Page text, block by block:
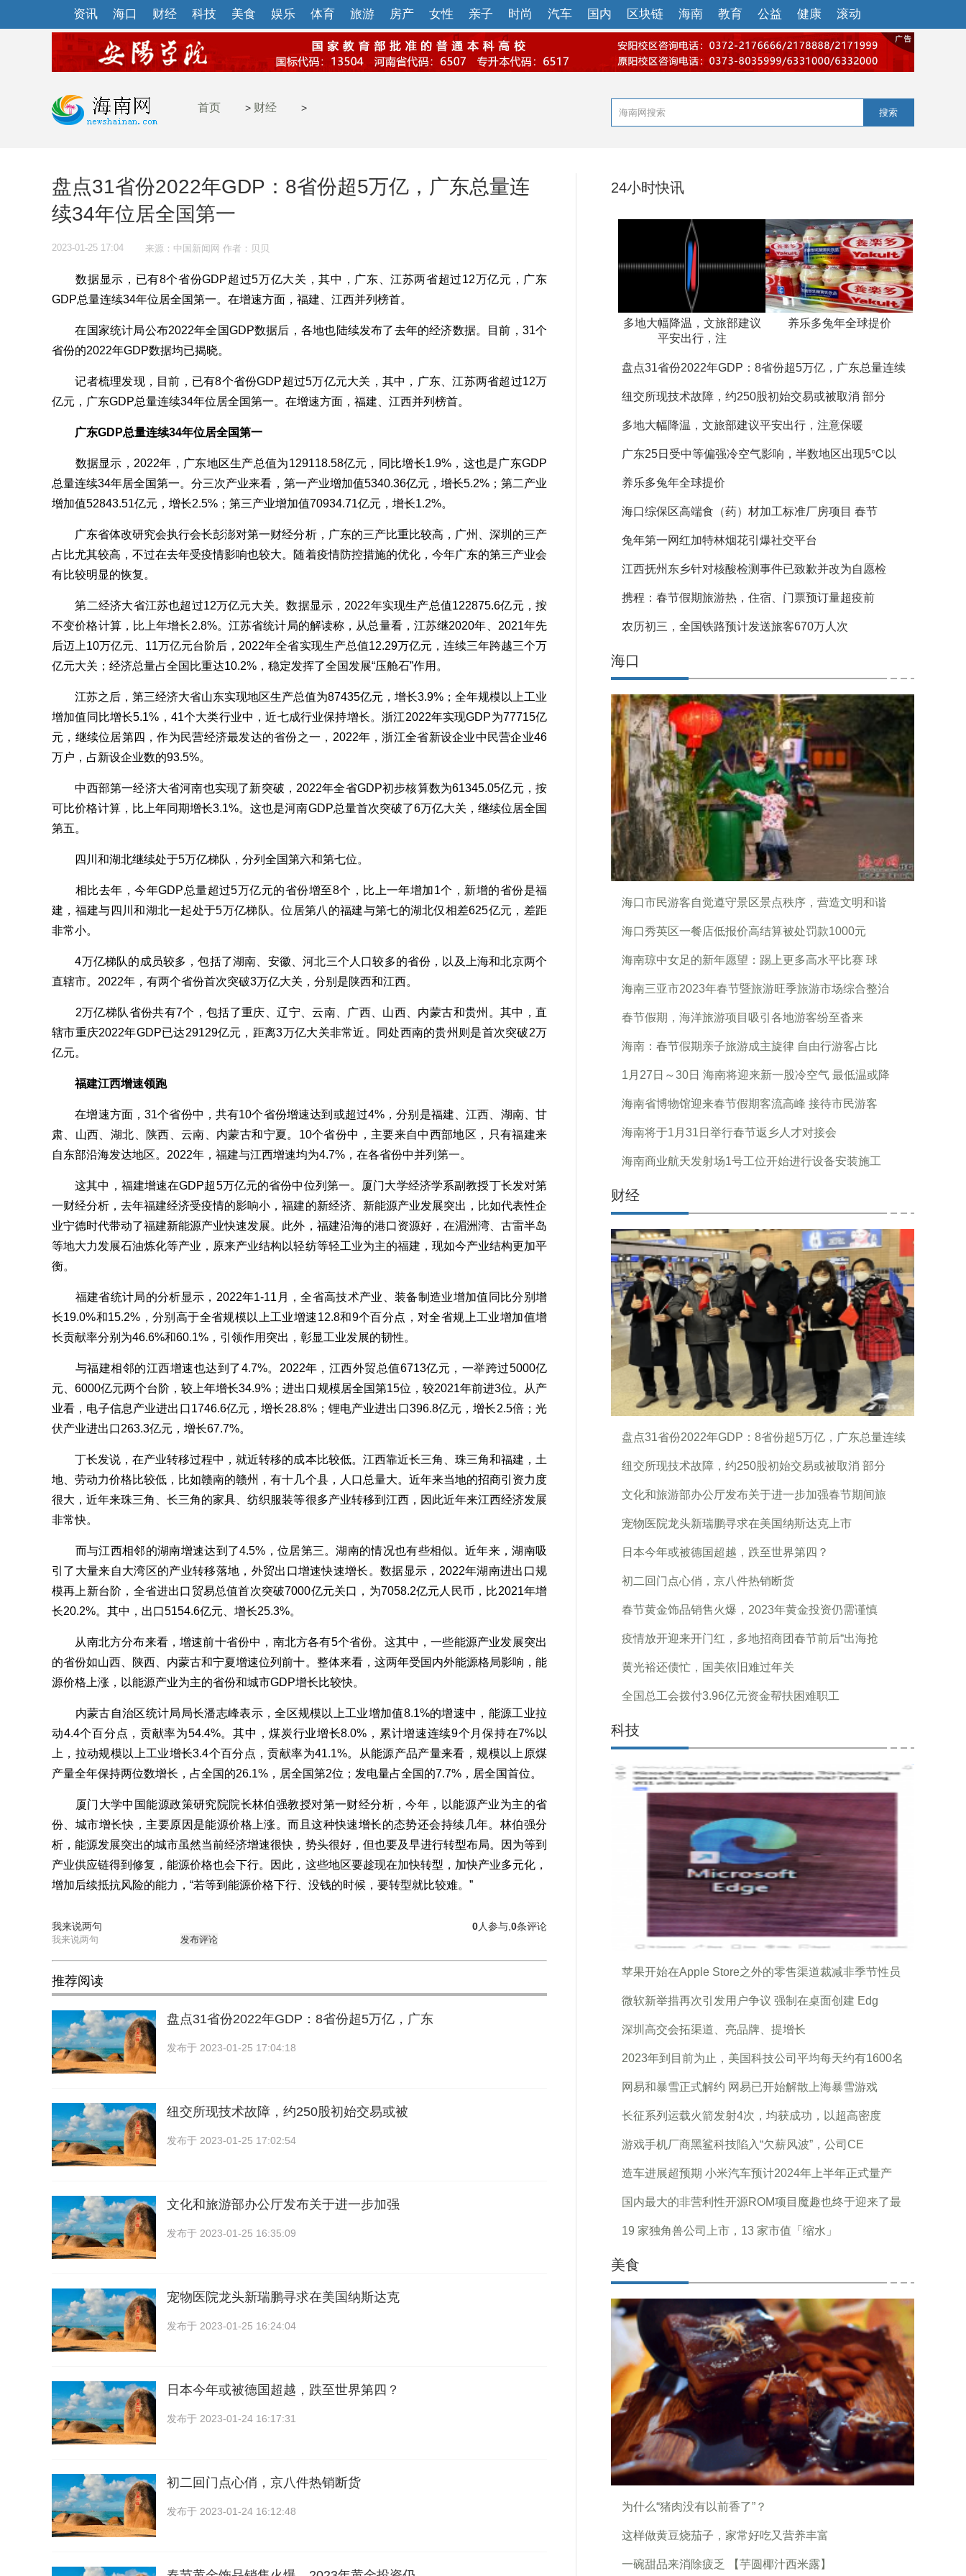
资讯 海口 财经 科技 美食 娱乐 体育 旅游 房产 女性 亲子 时尚 汽车 国内 区块链 海南 教育 公益 健康 滚动
首页 > 财经 > 搜索
盘点31省份2022年GDP：8省份超5万亿，广东总量连
续34年位居全国第一
2023-01-25 17:04 来源：中国新闻网 作者：贝贝
数据显示，已有8个省份GDP超过5万亿大关，其中，广东、江苏两省超过12万亿元，广东
GDP总量连续34年位居全国第一。在增速方面，福建、江西并列榜首。
在国家统计局公布2022年全国GDP数据后，各地也陆续发布了去年的经济数据。目前，31个
省份的2022年GDP数据均已揭晓。
记者梳理发现，目前，已有8个省份GDP超过5万亿元大关，其中，广东、江苏两省超过12万
亿元，广东GDP总量连续34年位居全国第一。在增速方面，福建、江西并列榜首。
广东GDP总量连续34年位居全国第一
数据显示，2022年，广东地区生产总值为129118.58亿元，同比增长1.9%，这也是广东GDP
总量连续34年居全国第一。分三次产业来看，第一产业增加值5340.36亿元，增长5.2%；第二产业
增加值52843.51亿元，增长2.5%；第三产业增加值70934.71亿元，增长1.2%。
广东省体改研究会执行会长彭澎对第一财经分析，广东的三产比重比较高，广州、深圳的三产
占比尤其较高，不过在去年受疫情影响也较大。随着疫情防控措施的优化，今年广东的第三产业会
有比较明显的恢复。
第二经济大省江苏也超过12万亿元大关。数据显示，2022年实现生产总值122875.6亿元，按
不变价格计算，比上年增长2.8%。江苏省统计局的解读称，从总量看，江苏继2020年、2021年先
后迈上10万亿元、11万亿元台阶后，2022年全省实现生产总值12.29万亿元，连续三年跨越三个万
亿元大关；经济总量占全国比重达10.2%，稳定发挥了全国发展“压舱石”作用。
江苏之后，第三经济大省山东实现地区生产总值为87435亿元，增长3.9%；全年规模以上工业
增加值同比增长5.1%，41个大类行业中，近七成行业保持增长。浙江2022年实现GDP为77715亿
元，继续位居第四，作为民营经济最发达的省份之一，2022年，浙江全省新设企业中民营企业46
万户，占新设企业数的93.5%。
中西部第一经济大省河南也实现了新突破，2022年全省GDP初步核算数为61345.05亿元，按
可比价格计算，比上年同期增长3.1%。这也是河南GDP总量首次突破了6万亿大关，继续位居全国
第五。
四川和湖北继续处于5万亿梯队，分列全国第六和第七位。
相比去年，今年GDP总量超过5万亿元的省份增至8个，比上一年增加1个，新增的省份是福
建，福建与四川和湖北一起处于5万亿梯队。位居第八的福建与第七的湖北仅相差625亿元，差距
非常小。
4万亿梯队的成员较多，包括了湖南、安徽、河北三个人口较多的省份，以及上海和北京两个
直辖市。2022年，有两个省份首次突破3万亿大关，分别是陕西和江西。
2万亿梯队省份共有7个，包括了重庆、辽宁、云南、广西、山西、内蒙古和贵州。其中，直
辖市重庆2022年GDP已达29129亿元，距离3万亿大关非常近。同处西南的贵州则是首次突破2万
亿元。
福建江西增速领跑
在增速方面，31个省份中，共有10个省份增速达到或超过4%，分别是福建、江西、湖南、甘
肃、山西、湖北、陕西、云南、内蒙古和宁夏。10个省份中，主要来自中西部地区，只有福建来
自东部沿海发达地区。2022年，福建与江西增速均为4.7%，在各省份中并列第一。
这其中，福建增速在GDP超5万亿元的省份中位列第一。厦门大学经济学系副教授丁长发对第
一财经分析，去年福建经济受疫情的影响小，福建的新经济、新能源产业发展突出，比如代表性企
业宁德时代带动了福建新能源产业快速发展。此外，福建沿海的港口资源好，在湄洲湾、古雷半岛
等地大力发展石油炼化等产业，原来产业结构以轻纺等轻工业为主的福建，现如今产业结构更加平
衡。
福建省统计局的分析显示，2022年1-11月，全省高技术产业、装备制造业增加值同比分别增
长19.0%和15.2%，分别高于全省规模以上工业增速12.8和9个百分点，对全省规上工业增加值增
长贡献率分别为46.6%和60.1%，引领作用突出，彰显工业发展的韧性。
与福建相邻的江西增速也达到了4.7%。2022年，江西外贸总值6713亿元，一举跨过5000亿
元、6000亿元两个台阶，较上年增长34.9%；进出口规模居全国第15位，较2021年前进3位。从产
业看，电子信息产业进出口1746.6亿元，增长28.8%；锂电产业进出口396.8亿元，增长2.5倍；光
伏产业进出口263.3亿元，增长67.7%。
丁长发说，在产业转移过程中，就近转移的成本比较低。江西靠近长三角、珠三角和福建，土
地、劳动力价格比较低，比如赣南的赣州，有十几个县，人口总量大。近年来当地的招商引资力度
很大，近年来珠三角、长三角的家具、纺织服装等很多产业转移到江西，因此近年来江西经济发展
非常快。
而与江西相邻的湖南增速达到了4.5%，位居第三。湖南的情况也有些相似。近年来，湖南吸
引了大量来自大湾区的产业转移落地，外贸出口增速快速增长。数据显示，2022年湖南进出口规
模再上新台阶，全省进出口贸易总值首次突破7000亿元关口，为7058.2亿元人民币，比2021年增
长20.2%。其中，出口5154.6亿元、增长25.3%。
从南北方分布来看，增速前十省份中，南北方各有5个省份。这其中，一些能源产业发展突出
的省份如山西、陕西、内蒙古和宁夏增速位列前十。整体来看，这两年受国内外能源格局影响，能
源价格上涨，以能源产业为主的省份和城市GDP增长比较快。
内蒙古自治区统计局局长潘志峰表示，全区规模以上工业增加值8.1%的增速中，能源工业拉
动4.4个百分点，贡献率为54.4%。其中，煤炭行业增长8.0%，累计增速连续9个月保持在7%以
上，拉动规模以上工业增长3.4个百分点，贡献率为41.1%。从能源产品产量来看，规模以上原煤
产量全年保持两位数增长，占全国的26.1%，居全国第2位；发电量占全国的7.7%，居全国首位。
厦门大学中国能源政策研究院院长林伯强教授对第一财经分析，今年，以能源产业为主的省
份、城市增长快，主要原因是能源价格上涨。而且这种快速增长的态势还会持续几年。林伯强分
析，能源发展突出的城市虽然当前经济增速很快，势头很好，但也要及早进行转型布局。因为等到
产业供应链得到修复，能源价格也会下行。因此，这些地区要趁现在加快转型，加快产业多元化，
增加后续抵抗风险的能力，“若等到能源价格下行、没钱的时候，要转型就比较难。”
我来说两句 0条评论
0人参与,
发布评论
推荐阅读
盘点31省份2022年GDP：8省份超5万亿，广东
发布于 2023-01-25 17:04:18
纽交所现技术故障，约250股初始交易或被
发布于 2023-01-25 17:02:54
文化和旅游部办公厅发布关于进一步加强
发布于 2023-01-25 16:35:09
宠物医院龙头新瑞鹏寻求在美国纳斯达克
发布于 2023-01-25 16:24:04
日本今年或被德国超越，跌至世界第四？
发布于 2023-01-24 16:17:31
初二回门点心俏，京八件热销断货
发布于 2023-01-24 16:12:48
24小时快讯
多地大幅降温，文旅部建议
平安出行，注
养乐多兔年全球提价
盘点31省份2022年GDP：8省份超5万亿，广东总量连续
纽交所现技术故障，约250股初始交易或被取消 部分
多地大幅降温，文旅部建议平安出行，注意保暖
广东25日受中等偏强冷空气影响，半数地区出现5℃以
养乐多兔年全球提价
海口综保区高端食（药）材加工标准厂房项目 春节
兔年第一网红加特林烟花引爆社交平台
江西抚州东乡针对核酸检测事件已致歉并改为自愿检
携程：春节假期旅游热，住宿、门票预订量超疫前
农历初三，全国铁路预计发送旅客670万人次
海口
海口市民游客自觉遵守景区景点秩序，营造文明和谐
海口秀英区一餐店低报价高结算被处罚款1000元
海南琼中女足的新年愿望：踢上更多高水平比赛 球
海南三亚市2023年春节暨旅游旺季旅游市场综合整治
春节假期，海洋旅游项目吸引各地游客纷至沓来
海南：春节假期亲子旅游成主旋律 自由行游客占比
1月27日～30日 海南将迎来新一股冷空气 最低温或降
海南省博物馆迎来春节假期客流高峰 接待市民游客
海南将于1月31日举行春节返乡人才对接会
海南商业航天发射场1号工位开始进行设备安装施工
财经
盘点31省份2022年GDP：8省份超5万亿，广东总量连续
纽交所现技术故障，约250股初始交易或被取消 部分
文化和旅游部办公厅发布关于进一步加强春节期间旅
宠物医院龙头新瑞鹏寻求在美国纳斯达克上市
日本今年或被德国超越，跌至世界第四？
初二回门点心俏，京八件热销断货
春节黄金饰品销售火爆，2023年黄金投资仍需谨慎
疫情放开迎来开门红，多地招商团春节前后“出海抢
黄光裕还债忙，国美依旧难过年关
全国总工会拨付3.96亿元资金帮扶困难职工
科技
苹果开始在Apple Store之外的零售渠道裁减非季节性员
微软新举措再次引发用户争议 强制在桌面创建 Edg
深圳高交会拓渠道、亮品牌、提增长
2023年到目前为止，美国科技公司平均每天约有1600名
网易和暴雪正式解约 网易已开始解散上海暴雪游戏
长征系列运载火箭发射4次，均获成功，以超高密度
游戏手机厂商黑鲨科技陷入“欠薪风波”，公司CE
造车进展超预期 小米汽车预计2024年上半年正式量产
国内最大的非营利性开源ROM项目魔趣也终于迎来了最
19 家独角兽公司上市，13 家市值「缩水」
美食
为什么“猪肉没有以前香了”？
这样做黄豆烧茄子，家常好吃又营养丰富
一碗甜品来消除疲乏 【芋圆椰汁西米露】